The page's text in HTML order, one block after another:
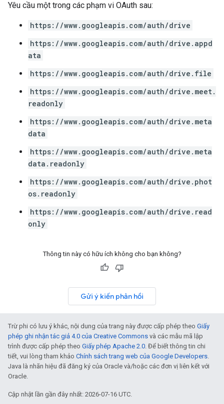
Yêu cầu một trong các phạm vi OAuth sau:
https://www.googleapis.com/auth/drive
https://www.googleapis.com/auth/drive.appd
ata
https://www.googleapis.com/auth/drive.file
https://www.googleapis.com/auth/drive.meet.
readonly
https://www.googleapis.com/auth/drive.meta
data
https://www.googleapis.com/auth/drive.meta
data.readonly
https://www.googleapis.com/auth/drive.phot
os.readonly
https://www.googleapis.com/auth/drive.read
only
Thông tin này có hữu ích không cho bạn không?
Gửi ý kiến phản hồi
Trừ phi có lưu ý khác, nội dung của trang này được cấp phép theo Giấy
phép ghi nhận tác giả 4.0 của Creative Commons và các mẫu mã lập
trình được cấp phép theo Giấy phép Apache 2.0. Để biết thông tin chi
tiết, vui lòng tham khảo Chính sách trang web của Google Developers.
Java là nhãn hiệu đã đăng ký của Oracle và/hoặc các đơn vị liên kết với
Oracle.
Cập nhật lần gần đây nhất: 2026-07-16 UTC.